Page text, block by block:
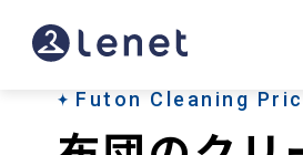
Futon Cleaning